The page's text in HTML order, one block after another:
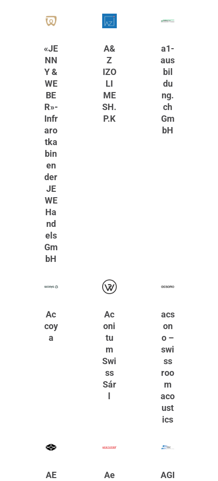
«JE
NN
Y &
WE
BE
R»-
Infr
aro
tka
bin
en
der
JE
WE
Ha
nd
els
Gm
bH
A&
Z
IZO
LI
ME
SH.
P.K
a1-
aus
bil
du
ng.
ch
Gm
bH
Ac
coy
a
Ac
oni
tu
m
Swi
ss
Sár
acs
on
o –
swi
ss
roo
m
aco
ust
ics
AE
Ae
AGI